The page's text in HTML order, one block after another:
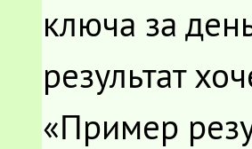
ключа за
результат
«Пример